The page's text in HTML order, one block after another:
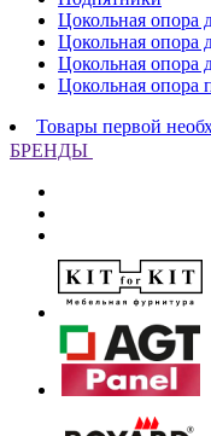
Цокольная опора
Цокольная опора
Цокольная опора
Цокольная опора
Товары первой
БРЕНДЫ